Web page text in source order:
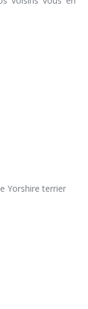
Yorshire terrier